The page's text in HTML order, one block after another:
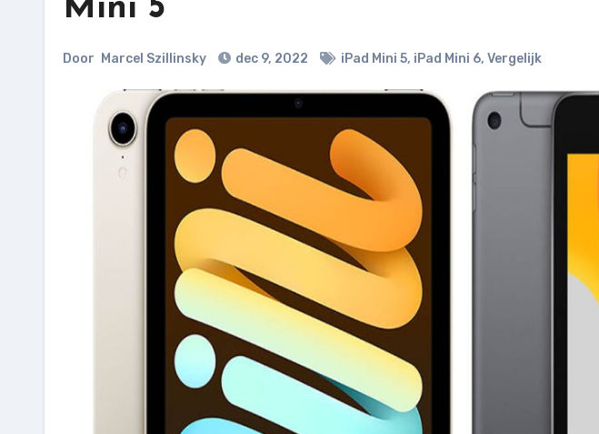
Mini 5
Door Marcel Szillinsky dec 9, 2022 iPad Mini 5, iPad Mini 6, Vergelijk